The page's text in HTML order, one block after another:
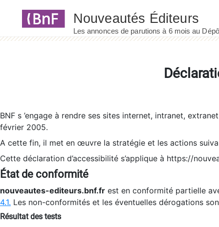
BNF s ’engage à rendre ses sites internet, intranet,
février 2005.
A cette fin, il met en œuvre la stratégie et les actions
Cette déclaration d’accessibilité s’applique à https://
État de conformité
nouveautes-editeurs.bnf.fr est en conformité partielle
4.1. Les non-conformités et les éventuelles dérogations
Résultat des tests